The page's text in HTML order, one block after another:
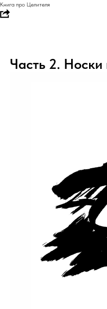
Книга про Целителя
Часть 2.